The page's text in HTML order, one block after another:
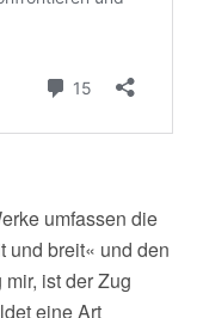
umfassen die
und breit« und den
ist der Zug
eine Art